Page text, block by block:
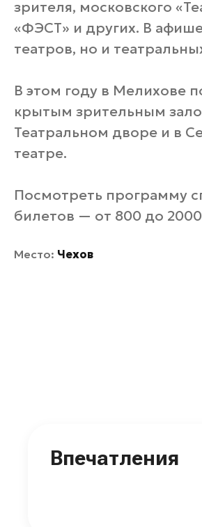
зрителя, московского
«ФЭСТ» и других. В
театров, но и
В этом году в Мелихове
крытым зрительным
Театральном дворе и в
театре.
Посмотреть программу
билетов — от 800 до
Место: Чехов
Впечатления